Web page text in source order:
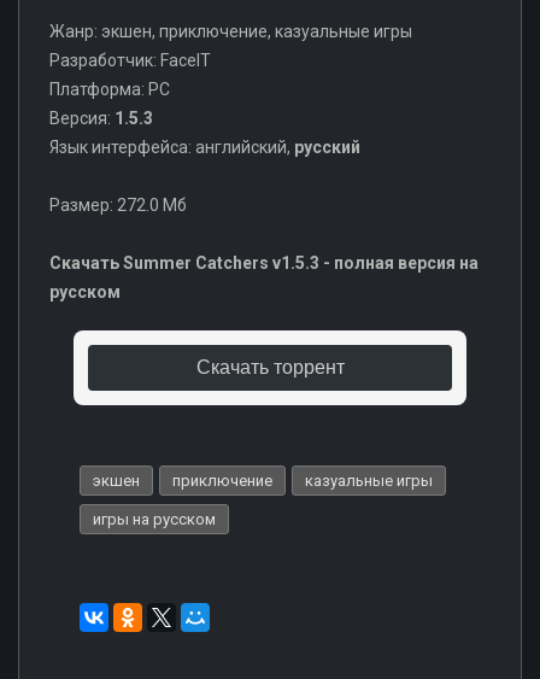
Жанр: экшен, приключение, казуальные игры
Разработчик: FaceIT
Платформа: PC
Версия: 1.5.3
Язык интерфейса: английский, русский
Размер: 272.0 Мб
Скачать Summer Catchers v1.5.3 - полная версия на
русском
Скачать торрент
экшен приключение казуальные игры
игры на русском